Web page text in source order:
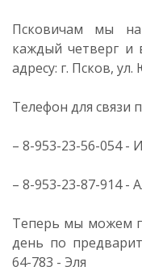
Псковичам мы
каждый четверг и
адресу: г. Псков,
Телефон для
– 8-953-23-56-054 -
– 8-953-23-87-914 -
Теперь мы можем
день по
64-783 - Эля